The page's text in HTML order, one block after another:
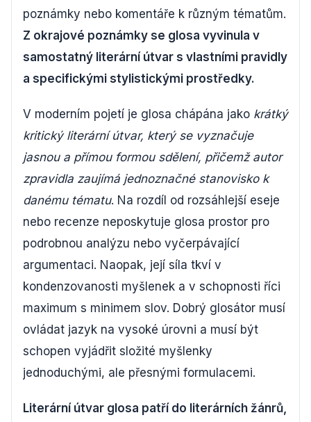
poznámky nebo komentáře k různým tématům.
Z okrajové poznámky se glosa vyvinula v
samostatný literární útvar s vlastními pravidly
a specifickými stylistickými prostředky.
V moderním pojetí je glosa chápána jako krátký
kritický literární útvar, který se vyznačuje
jasnou a přímou formou sdělení, přičemž autor
zpravidla zaujímá jednoznačné stanovisko k
danému tématu. Na rozdíl od rozsáhlejší eseje
nebo recenze neposkytuje glosa prostor pro
podrobnou analýzu nebo vyčerpávající
argumentaci. Naopak, její síla tkví v
kondenzovanosti myšlenek a v schopnosti říci
maximum s minimem slov. Dobrý glosátor musí
ovládat jazyk na vysoké úrovni a musí být
schopen vyjádřit složité myšlenky
jednoduchými, ale přesnými formulacemi.
Literární útvar glosa patří do literárních žánrů,